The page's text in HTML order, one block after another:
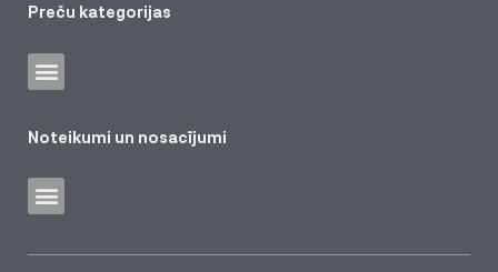
Preču kategorijas
Noteikumi un nosacījumi